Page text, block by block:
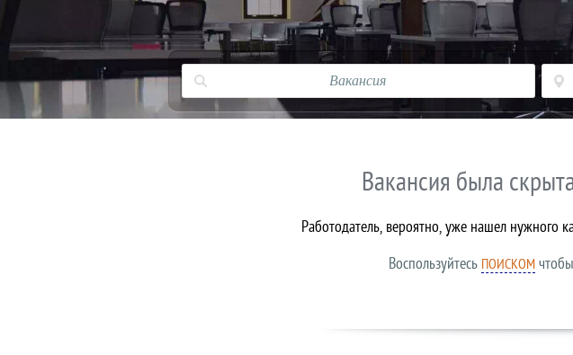
Вакансия была
Работодатель, вероятно, уже нашел нужного
Воспользуйтесь ПОИСКОМ